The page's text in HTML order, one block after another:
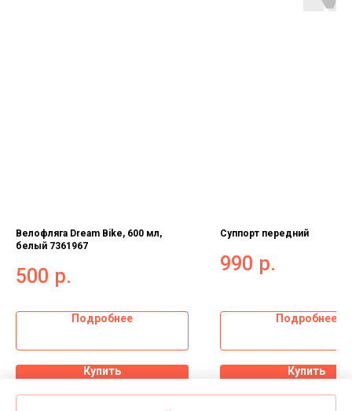
Велофляга Dream Bike, 600 мл,
белый 7361967
500 р.
Подробнее
Купить
Суппорт передний
990 р.
Подробнее
Купить